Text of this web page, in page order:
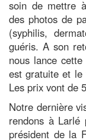
soin de mettre
des photos de
(syphilis,
guéris. A son
nous lance
est gratuite et le
Les prix vont de
Notre dernière
rendons à Larlé
président de la